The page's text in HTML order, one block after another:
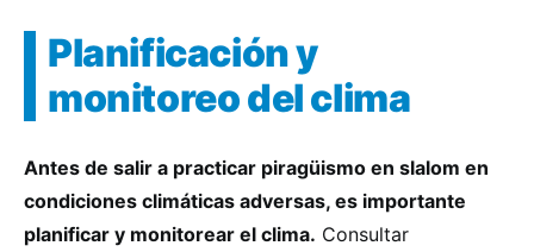
Planificación y
monitoreo del clima
Antes de salir a practicar piragüismo en slalom en
condiciones climáticas adversas, es importante
planificar y monitorear el clima. Consultar